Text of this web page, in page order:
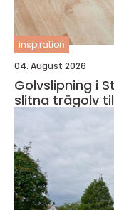
inspiration
04. August 2026
Golvslipning i
slitna trägolv